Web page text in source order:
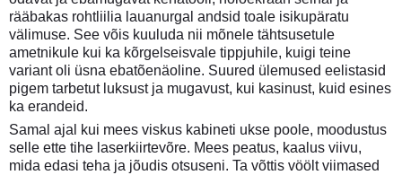
rääbakas rohtliilia lauanurgal andsid toale isikupäratu
välimuse. See võis kuuluda nii mõnele tähtsusetule
ametnikule kui ka kõrgelseisvale tippjuhile, kuigi teine
variant oli üsna ebatõenäoline. Suured ülemused eelistasid
pigem tarbetut luksust ja mugavust, kui kasinust, kuid esines
ka erandeid.
Samal ajal kui mees viskus kabineti ukse poole, moodustus
selle ette tihe laserkiirtevõre. Mees peatus, kaalus viivu,
mida edasi teha ja jõudis otsuseni. Ta võttis vöölt viimased